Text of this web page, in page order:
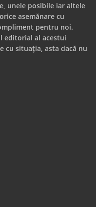
unele posibile iar altele
asemănare cu
pentru noi.
editorial al acestui
cu situația, asta dacă nu